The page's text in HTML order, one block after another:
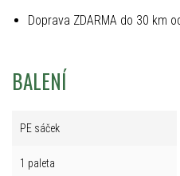
Doprava ZDARMA do 30 km
BALENÍ
PE sáček
1 paleta